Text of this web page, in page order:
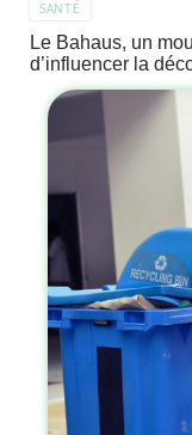
SANTÉ
Le Bahaus, un
d’influencer la